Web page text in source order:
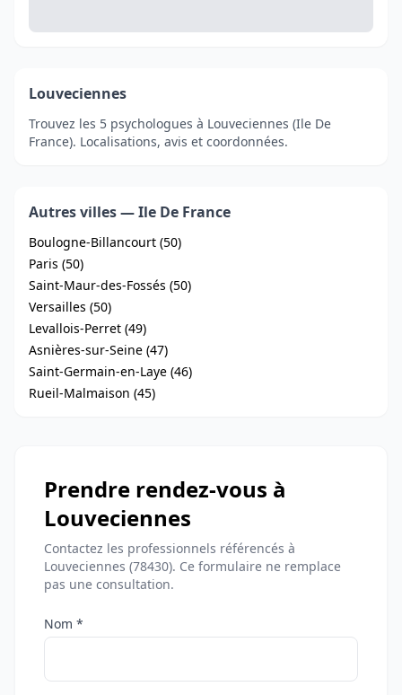
Louveciennes
Trouvez les 5 psychologues à Louveciennes (Ile De
France). Localisations, avis et coordonnées.
Autres villes — Ile De France
Boulogne-Billancourt (50)
Paris (50)
Saint-Maur-des-Fossés (50)
Versailles (50)
Levallois-Perret (49)
Asnières-sur-Seine (47)
Saint-Germain-en-Laye (46)
Rueil-Malmaison (45)
Prendre rendez-vous à
Louveciennes
Contactez les professionnels référencés à
Louveciennes (78430). Ce formulaire ne remplace
pas une consultation.
Nom *